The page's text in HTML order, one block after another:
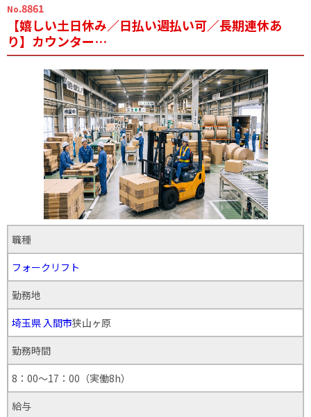
No.8861
【嬉しい土日休み／日払い週払い可／長期連休あ
り】カウンター…
職種
フォークリフト
勤務地
埼玉県 入間市狭山ヶ原
勤務時間
8：00～17：00（実働8h）
給与